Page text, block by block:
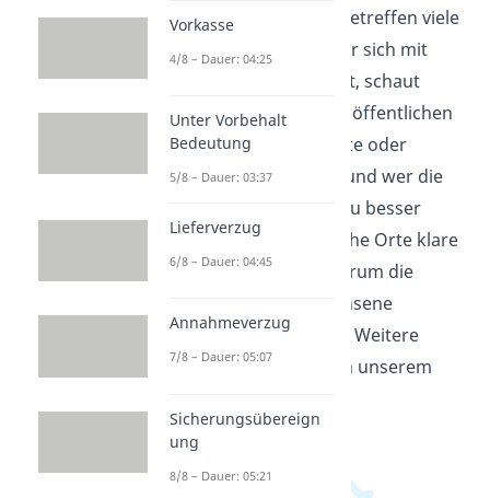
zum Jugendschutz und betreffen viele
Situationen im Alltag. Wer sich mit
Jugendschutz beschäftigt, schaut
darauf, welche Regeln in öffentlichen
Orten wie Kino, Gaststätte oder
Veranstaltungen gelten und wer die
Aufsicht hat. So kannst du besser
einordnen, warum manche Orte klare
Uhrzeiten haben und warum die
Begleitung durch Erwachsene
manchmal etwas ändert. Weitere
Videos dazu findest du in unserem
Vorkasse
4/8 – Dauer: 04:25
Unter Vorbehalt
Bedeutung
5/8 – Dauer: 03:37
Lieferverzug
6/8 – Dauer: 04:45
Annahmeverzug
7/8 – Dauer: 05:07
Sicherungsübereign
ung
8/8 – Dauer: 05:21